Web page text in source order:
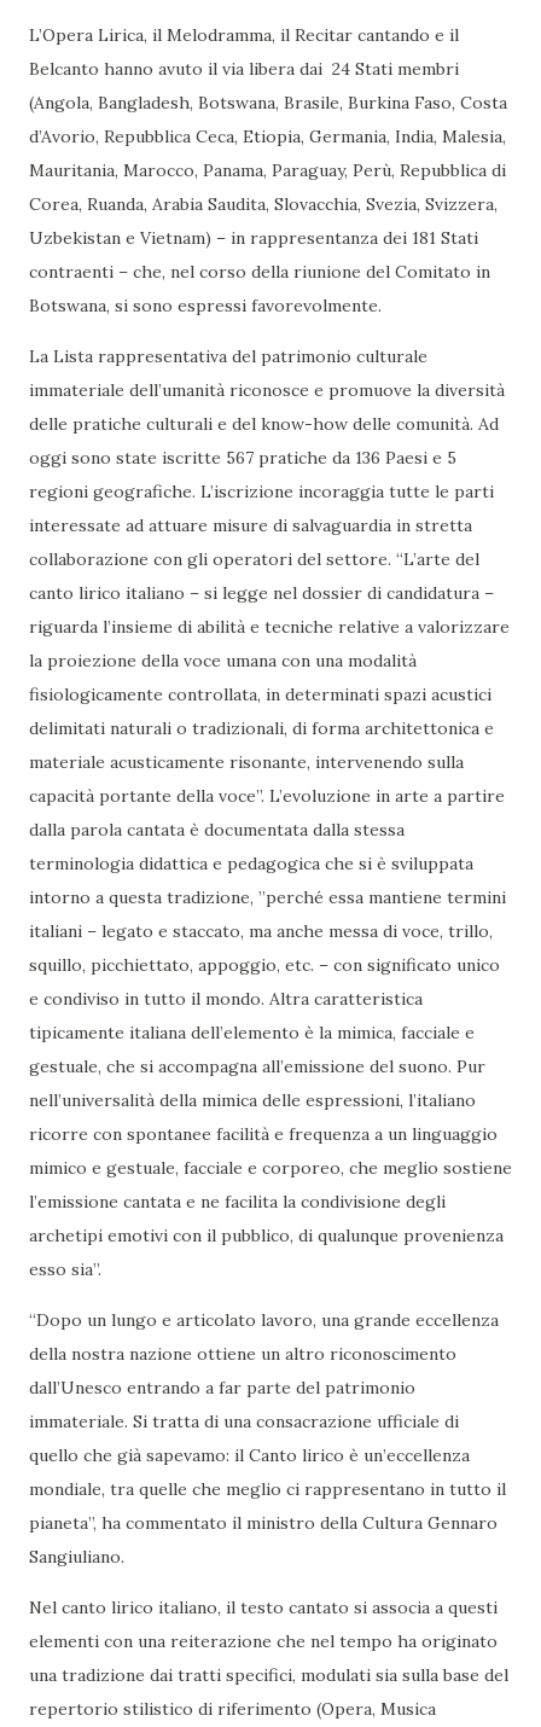
L’Opera Lirica, il Melodramma, il Recitar cantando e il
Belcanto hanno avuto il via libera dai 24 Stati membri
(Angola, Bangladesh, Botswana, Brasile, Burkina Faso, Costa
d’Avorio, Repubblica Ceca, Etiopia, Germania, India, Malesia,
Mauritania, Marocco, Panama, Paraguay, Perù, Repubblica di
Corea, Ruanda, Arabia Saudita, Slovacchia, Svezia, Svizzera,
Uzbekistan e Vietnam) – in rappresentanza dei 181 Stati
contraenti – che, nel corso della riunione del Comitato in
Botswana, si sono espressi favorevolmente.
La Lista rappresentativa del patrimonio culturale
immateriale dell’umanità riconosce e promuove la diversità
delle pratiche culturali e del know-how delle comunità. Ad
oggi sono state iscritte 567 pratiche da 136 Paesi e 5
regioni geografiche. L’iscrizione incoraggia tutte le parti
interessate ad attuare misure di salvaguardia in stretta
collaborazione con gli operatori del settore. “L’arte del
canto lirico italiano – si legge nel dossier di candidatura –
riguarda l’insieme di abilità e tecniche relative a valorizzare
la proiezione della voce umana con una modalità
fisiologicamente controllata, in determinati spazi acustici
delimitati naturali o tradizionali, di forma architettonica e
materiale acusticamente risonante, intervenendo sulla
capacità portante della voce”. L’evoluzione in arte a partire
dalla parola cantata è documentata dalla stessa
terminologia didattica e pedagogica che si è sviluppata
intorno a questa tradizione, ”perché essa mantiene termini
italiani – legato e staccato, ma anche messa di voce, trillo,
squillo, picchiettato, appoggio, etc. – con significato unico
e condiviso in tutto il mondo. Altra caratteristica
tipicamente italiana dell’elemento è la mimica, facciale e
gestuale, che si accompagna all’emissione del suono. Pur
nell’universalità della mimica delle espressioni, l’italiano
ricorre con spontanee facilità e frequenza a un linguaggio
mimico e gestuale, facciale e corporeo, che meglio sostiene
l’emissione cantata e ne facilita la condivisione degli
archetipi emotivi con il pubblico, di qualunque provenienza
esso sia”.
“Dopo un lungo e articolato lavoro, una grande eccellenza
della nostra nazione ottiene un altro riconoscimento
dall’Unesco entrando a far parte del patrimonio
immateriale. Si tratta di una consacrazione ufficiale di
quello che già sapevamo: il Canto lirico è un’eccellenza
mondiale, tra quelle che meglio ci rappresentano in tutto il
pianeta”, ha commentato il ministro della Cultura Gennaro
Sangiuliano.
Nel canto lirico italiano, il testo cantato si associa a questi
elementi con una reiterazione che nel tempo ha originato
una tradizione dai tratti specifici, modulati sia sulla base del
repertorio stilistico di riferimento (Opera, Musica